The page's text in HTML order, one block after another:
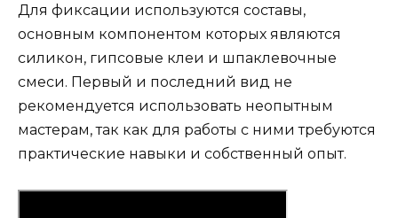
Для фиксации используются составы,
основным компонентом которых являются
силикон, гипсовые клеи и шпаклевочные
смеси. Первый и последний вид не
рекомендуется использовать неопытным
мастерам, так как для работы с ними требуются
практические навыки и собственный опыт.